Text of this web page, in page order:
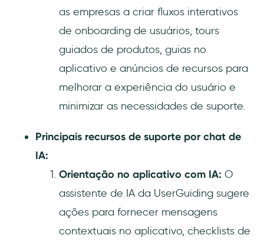
as empresas a criar fluxos interativos
de onboarding de usuários, tours
guiados de produtos, guias no
aplicativo e anúncios de recursos para
melhorar a experiência do usuário e
minimizar as necessidades de suporte.
Principais recursos de suporte por chat de
IA:
Orientação no aplicativo com IA: O
assistente de IA da UserGuiding sugere
ações para fornecer mensagens
contextuais no aplicativo, checklists de